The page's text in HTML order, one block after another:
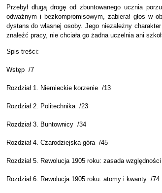
Przebył długą drogę od zbuntowanego ucznia
odważnym i bezkompromisowym, zabierał głos w
dystans do własnej osoby. Jego niezależny
znaleźć pracy, nie chciała go żadna uczelnia ani
Spis treści:
Wstęp /7
Rozdział 1. Niemieckie korzenie /13
Rozdział 2. Politechnika /23
Rozdział 3. Buntownicy /34
Rozdział 4. Czarodziejska góra /45
Rozdział 5. Rewolucja 1905 roku: zasada
Rozdział 6. Rewolucja 1905 roku: atomy i kwanty /74